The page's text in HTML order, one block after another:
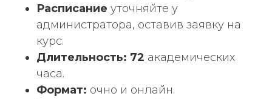
Расписание уточняйте у
администратора, оставив заявку на
курс.
Длительность: 72 академических
часа.
Формат: очно и онлайн.